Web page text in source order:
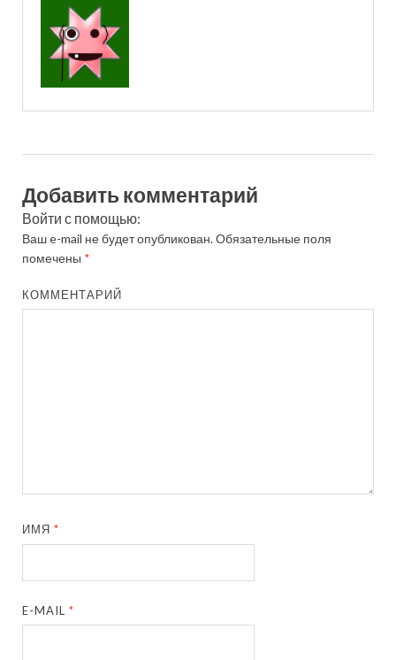
Добавить комментарий
Войти с помощью:
Ваш e-mail не будет опубликован.Обязательные поля
помечены *
КОММЕНТАРИЙ
ИМЯ*
E-MAIL*